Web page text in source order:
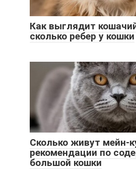
Как выглядит
сколько ребер у кошки
Сколько живут мейн-
рекомендации по
большой кошки